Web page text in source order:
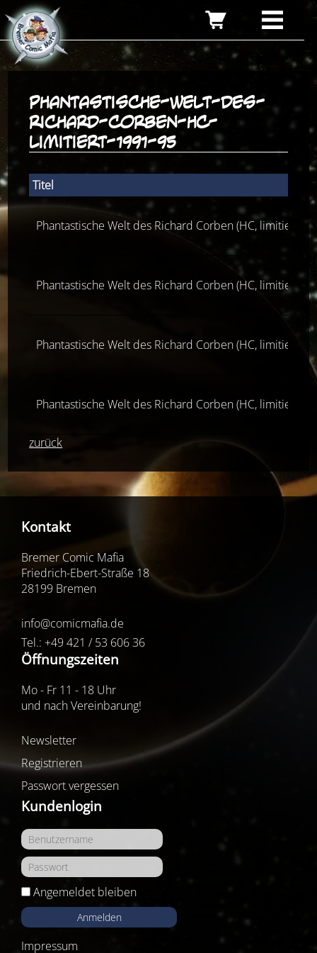
phantastische-welt-des-
richard-corben-hc-
limitiert-1991-95
Titel
Phantastische Welt des Richard Corben (HC, limitiert,
Phantastische Welt des Richard Corben (HC, limitiert,
Phantastische Welt des Richard Corben (HC, limitiert,
Phantastische Welt des Richard Corben (HC, limitiert,
zurück
Kontakt
Bremer Comic Mafia
Friedrich-Ebert-Straße 18
28199 Bremen
info@comicmafia.de
Tel.: +49 421 / 53 606 36
Öffnungszeiten
Mo - Fr 11 - 18 Uhr
und nach Vereinbarung!
Newsletter
Registrieren
Passwort vergessen
Kundenlogin
Angemeldet bleiben
Anmelden
Impressum